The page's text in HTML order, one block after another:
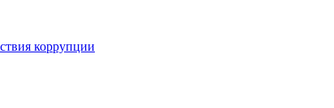
коррупции